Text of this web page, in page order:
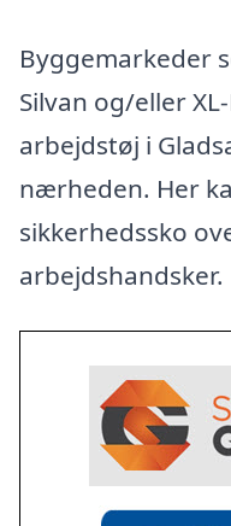
Byggemarkeder
Silvan og/eller
arbejdstøj i
nærheden. Her
sikkerhedssko
arbejdshandsker.